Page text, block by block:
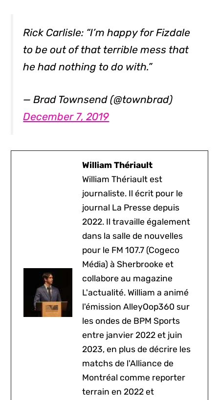
Rick Carlisle: “I’m happy for Fizdale
to be out of that terrible mess that
he had nothing to do with.”
— Brad Townsend (@townbrad)
December 7, 2019
William Thériault
William Thériault est
journaliste. Il écrit pour le
journal La Presse depuis
2022. Il travaille également
dans la salle de nouvelles
pour le FM 107.7 (Cogeco
Média) à Sherbrooke et
collabore au magazine
L'actualité. William a animé
l'émission AlleyOop360 sur
les ondes de BPM Sports
entre janvier 2022 et juin
2023, en plus de décrire les
matchs de l'Alliance de
Montréal comme reporter
terrain en 2022 et